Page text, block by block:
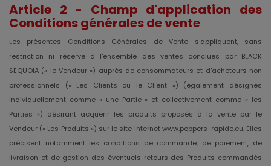
Article 2 - Champ d'application des
Conditions générales de vente
Les présentes Conditions Générales de Vente s'appliquent, sans
restriction ni réserve à l'ensemble des ventes conclues par BLACK
SEQUOIA (« le Vendeur ») auprès de consommateurs et d'acheteurs non
professionnels (« Les Clients ou le Client ») (également désignés
individuellement comme « une Partie » et collectivement comme « les
Parties ») désirant acquérir les produits proposés à la vente par le
Vendeur (« Les Produits ») sur le site Internet www.poppers-rapide.eu. Elles
précisent notamment les conditions de commande, de paiement, de
livraison et de gestion des éventuels retours des Produits commandés